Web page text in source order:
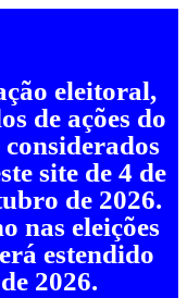
eleitoral,
de ações do
site de 4 de
de 2026.
nas eleições
estendido
2026.